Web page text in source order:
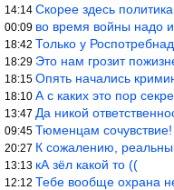
14:14 Скорее здесь политика,
00:09 во время войны надо и
18:42 Только у
18:29 Это нам грозит
18:15 Опять начались
18:10 А с каких это пор
13:47 Да никой
09:45 Тюменцам сочувствие!
20:27 К сожалению,
13:13 кА зёл какой то ((
12:12 Тебе вообще охрана не